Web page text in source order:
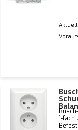
1-fach